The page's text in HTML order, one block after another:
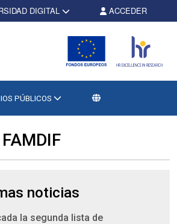
DIGITAL ACCEDER
PÚBLICOS
noticias
la segunda lista de